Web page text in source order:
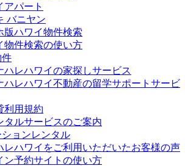
アパート
バニヤン
版ハワイ物件検索
物件検索の使い方
件
ハレハワイの家探しサービス
ハレハワイ不動産の留学サポートサービ
利用規約
タルサービスのご案内
ョンレンタル
レハワイをご利用いただいたお客様の声
ン予約サイトの使い方